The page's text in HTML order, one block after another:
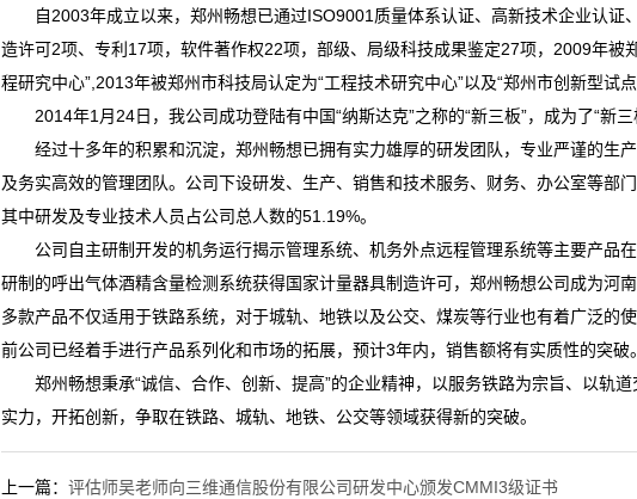
自2003年成立以来，郑州畅想已通过ISO9001质量体系认证、高新技术企业认证
造许可2项、专利17项，软件著作权22项，部级、局级科技成果鉴定27项，2009年被
程研究中心”,2013年被郑州市科技局认定为“工程技术研究中心”以及“郑州市创新型试点
2014年1月24日，我公司成功登陆有中国“纳斯达克”之称的“新三板”，成为了“新三
经过十多年的积累和沉淀，郑州畅想已拥有实力雄厚的研发团队，专业严谨的生
及务实高效的管理团队。公司下设研发、生产、销售和技术服务、财务、办公室等部
其中研发及专业技术人员占公司总人数的51.19%。
公司自主研制开发的机务运行揭示管理系统、机务外点远程管理系统等主要产品
研制的呼出气体酒精含量检测系统获得国家计量器具制造许可，郑州畅想公司成为河
多款产品不仅适用于铁路系统，对于城轨、地铁以及公交、煤炭等行业也有着广泛的
前公司已经着手进行产品系列化和市场的拓展，预计3年内，销售额将有实质性的突破。
郑州畅想秉承“诚信、合作、创新、提高”的企业精神，以服务铁路为宗旨、以轨
实力，开拓创新，争取在铁路、城轨、地铁、公交等领域获得新的突破。
上一篇： 评估师吴老师向三维通信股份有限公司研发中心颁发CMMI3级证书